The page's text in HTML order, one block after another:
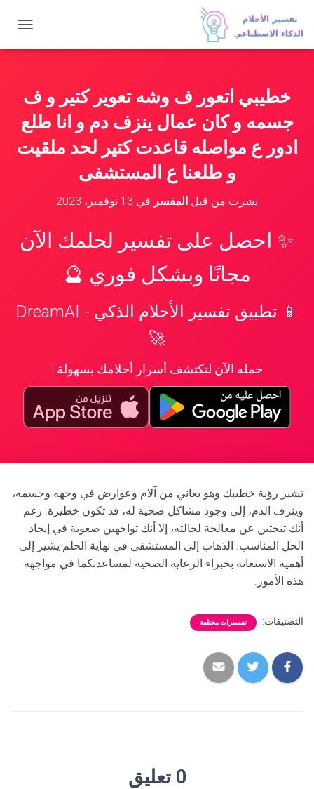
ب
ا
ت
ق
خطيبي اتعور ف وشه تعوير كتير و ف
جسمه و كان عمال ينزف دم و انا طلع
ادور ع مواصله قاعدت كتير لحد ملقيت
و طلعنا ع المستشفى
نشرت من قبل المفسر في 13 نوفمبر، 2023
✨ احصل على تفسير لحلمك الآن
مجانًا وبشكل فوري 🔮
📱 تطبيق تفسير الأحلام الذكي - DreamAI
🚀
حمله الآن لتكتشف أسرار أحلامك بسهولة !
تشير رؤية خطيبك وهو يعاني من آلام وعوارض في وجهه وجسمه،
وينزف الدم، إلى وجود مشاكل صحية له، قد تكون خطيرة. رغم
أنك تبحثين عن معالجة لحالته، إلا أنك تواجهين صعوبة في إيجاد
الحل المناسب. الذهاب إلى المستشفى في نهاية الحلم يشير إلى
أهمية الاستعانة بخبراء الرعاية الصحية لمساعدتكما في مواجهة
هذه الأمور.
التصنيفات: تفسيرات مختلفة
0 تعليق